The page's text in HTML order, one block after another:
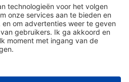
Disclaimer
Colofon
Hitma B.V.